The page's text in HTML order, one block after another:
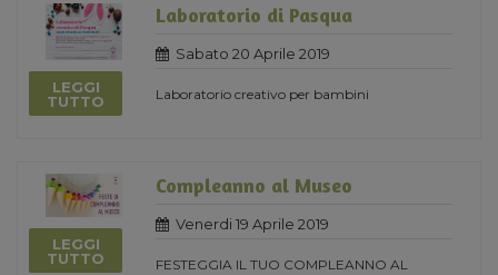
LEGGI
TUTTO
Laboratorio di Pasqua
Sabato 20 Aprile 2019
Laboratorio creativo per bambini
LEGGI
TUTTO
Compleanno al Museo
Venerdi 19 Aprile 2019
FESTEGGIA IL TUO COMPLEANNO AL